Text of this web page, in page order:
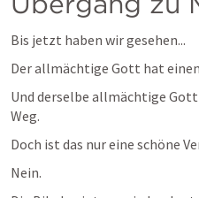
Bis jetzt haben wir gesehen...
Der allmächtige Gott hat
Und derselbe allmächtige
Weg.
Doch ist das nur eine schöne
Nein.